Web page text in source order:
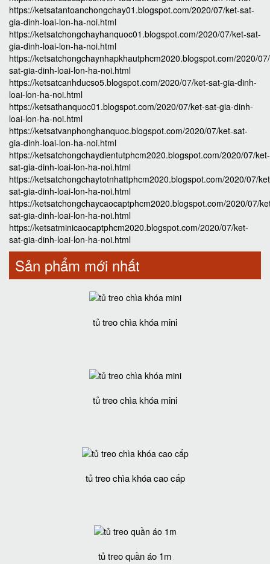
https://ketsatantoanchongchay01.blogspot.com/2020/07/ket-sat-
gia-dinh-loai-lon-ha-noi.html
https://ketsatchongchayhanquoc01.blogspot.com/2020/07/ket-sat-
gia-dinh-loai-lon-ha-noi.html
https://ketsatchongchaynhapkhautphcm2020.blogspot.com/2020/
sat-gia-dinh-loai-lon-ha-noi.html
https://ketsatcanhducso5.blogspot.com/2020/07/ket-sat-gia-dinh-
loai-lon-ha-noi.html
https://ketsathanquoc01.blogspot.com/2020/07/ket-sat-gia-dinh-
loai-lon-ha-noi.html
https://ketsatvanphonghanquoc.blogspot.com/2020/07/ket-sat-
gia-dinh-loai-lon-ha-noi.html
https://ketsatchongchaydientutphcm2020.blogspot.com/2020/07/ket-
sat-gia-dinh-loai-lon-ha-noi.html
https://ketsatchongchaytotnhattphcm2020.blogspot.com/2020/07/
sat-gia-dinh-loai-lon-ha-noi.html
https://ketsatchongchaycaocaptphcm2020.blogspot.com/2020/07/
sat-gia-dinh-loai-lon-ha-noi.html
https://ketsatminicaocaptphcm2020.blogspot.com/2020/07/ket-
sat-gia-dinh-loai-lon-ha-noi.html
Sản phẩm mới nhất
tủ treo chìa khóa mini
tủ treo chìa khóa mini
tủ treo chìa khóa cao cấp
tủ treo quần áo 1m